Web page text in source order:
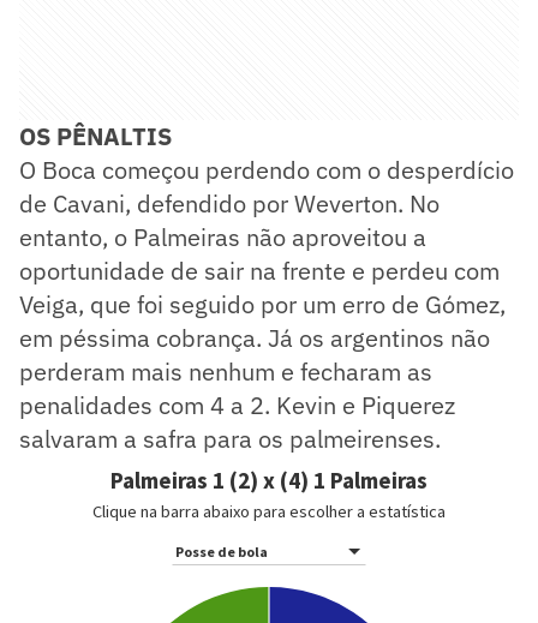
OS PÊNALTIS
O Boca começou perdendo com o desperdício
de Cavani, defendido por Weverton. No
entanto, o Palmeiras não aproveitou a
oportunidade de sair na frente e perdeu com
Veiga, que foi seguido por um erro de Gómez,
em péssima cobrança. Já os argentinos não
perderam mais nenhum e fecharam as
penalidades com 4 a 2. Kevin e Piquerez
salvaram a safra para os palmeirenses.